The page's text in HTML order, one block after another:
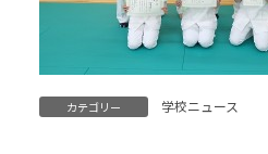
カテゴリー 学校ニュース